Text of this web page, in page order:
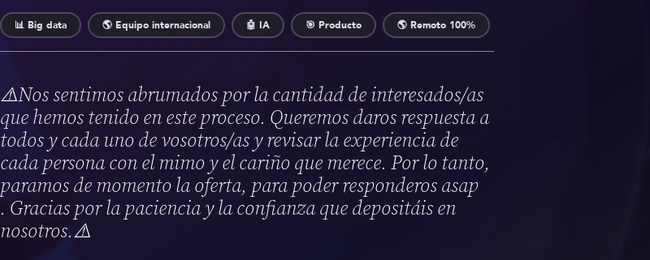
📊 Big data 🌎 Equipo internacional 🤖 IA 🎯 Producto 🌎 Remoto 100%
⚠️Nos sentimos abrumados por la cantidad de interesados/as
que hemos tenido en este proceso. Queremos daros respuesta a
todos y cada uno de vosotros/as y revisar la experiencia de
cada persona con el mimo y el cariño que merece. Por lo tanto,
paramos de momento la oferta, para poder responderos asap
. Gracias por la paciencia y la confianza que depositáis en
nosotros.⚠️